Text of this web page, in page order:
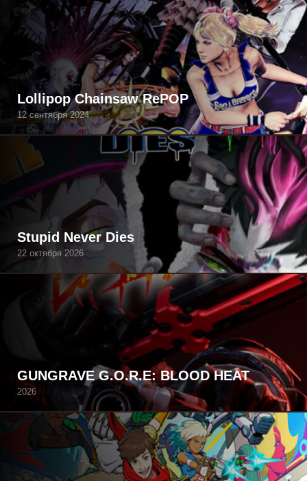
Lollipop Chainsaw RePOP
12 сентября 2024
Stupid Never Dies
22 октября 2026
GUNGRAVE G.O.R.E: BLOOD HEAT
2026